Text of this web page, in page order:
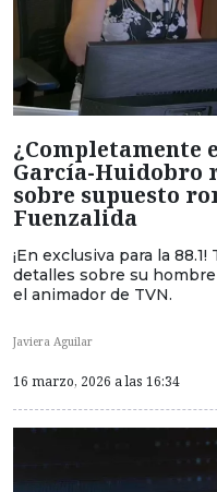
¿Completamente
García-Huidobro
sobre supuesto
Fuenzalida
¡En exclusiva para la
detalles sobre su
el animador de TVN.
Javiera Aguilar
16 marzo, 2026 a las 16:34